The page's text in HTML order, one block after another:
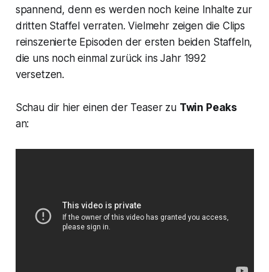
spannend, denn es werden noch keine Inhalte zur
dritten Staffel verraten. Vielmehr zeigen die Clips
reinszenierte Episoden der ersten beiden Staffeln,
die uns noch einmal zurück ins Jahr 1992
versetzen.
Schau dir hier einen der Teaser zu Twin Peaks
an: